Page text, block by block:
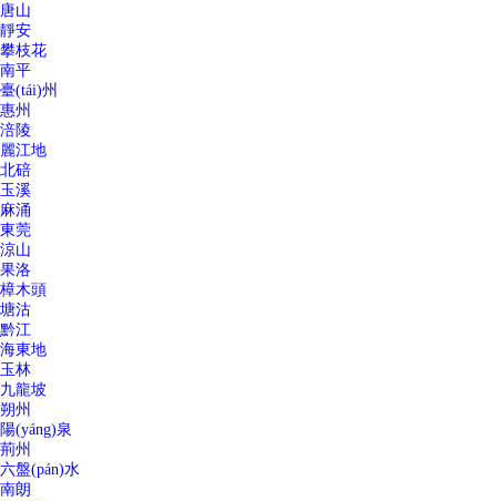
唐山
靜安
攀枝花
南平
臺(tái)州
惠州
涪陵
麗江地
北碚
玉溪
麻涌
東莞
涼山
果洛
樟木頭
塘沽
黔江
海東地
玉林
九龍坡
朔州
陽(yáng)泉
荊州
六盤(pán)水
南朗